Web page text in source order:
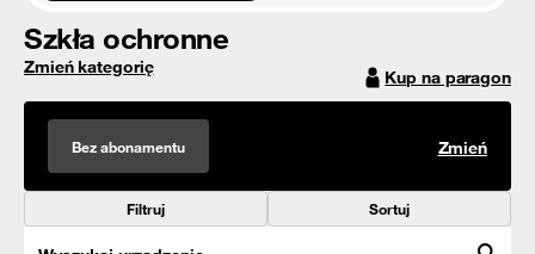
Szkła ochronne
Zmień kategorię Kup na paragon
Bez abonamentu Zmień
Filtruj Sortuj